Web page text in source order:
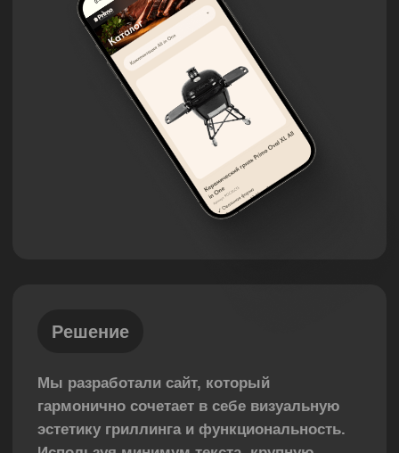
преимущества и особенности продукта, а
визуальная часть передаёт его
эмоциональную составляющую. В итоге
сайт стал не только удобной платформой
для продаж, но и визитной карточкой
бренда, эффективно привлекающей
внимание целевой аудитории.